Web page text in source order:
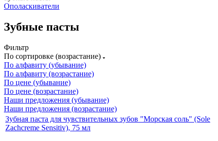
Ополаскиватели
Зубные пасты
Фильтр
По сортировке (возрастание)
По алфавиту (убывание)
По алфавиту (возрастание)
По цене (убывание)
По цене (возрастание)
Наши предложения (убывание)
Наши предложения (возрастание)
Зубная паста для чувствительных зубов "Морская соль" (Sole
Zachcreme Sensitiv), 75 мл